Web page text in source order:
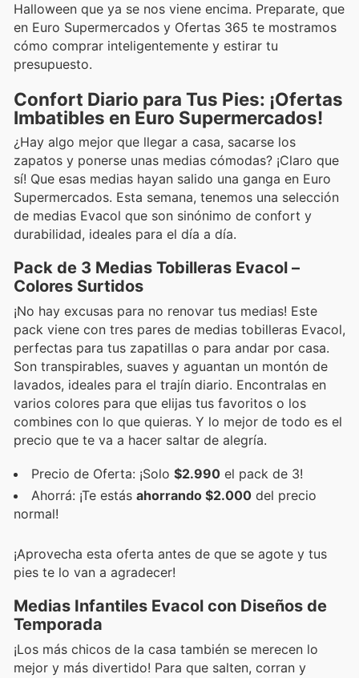
Halloween que ya se nos viene encima. Preparate, que
en Euro Supermercados y Ofertas 365 te mostramos
cómo comprar inteligentemente y estirar tu
presupuesto.
Confort Diario para Tus Pies: ¡Ofertas
Imbatibles en Euro Supermercados!
¿Hay algo mejor que llegar a casa, sacarse los
zapatos y ponerse unas medias cómodas? ¡Claro que
sí! Que esas medias hayan salido una ganga en Euro
Supermercados. Esta semana, tenemos una selección
de medias Evacol que son sinónimo de confort y
durabilidad, ideales para el día a día.
Pack de 3 Medias Tobilleras Evacol –
Colores Surtidos
¡No hay excusas para no renovar tus medias! Este
pack viene con tres pares de medias tobilleras Evacol,
perfectas para tus zapatillas o para andar por casa.
Son transpirables, suaves y aguantan un montón de
lavados, ideales para el trajín diario. Encontralas en
varios colores para que elijas tus favoritos o los
combines con lo que quieras. Y lo mejor de todo es el
precio que te va a hacer saltar de alegría.
Precio de Oferta: ¡Solo $2.990 el pack de 3!
Ahorrá: ¡Te estás ahorrando $2.000 del precio
normal!
¡Aprovecha esta oferta antes de que se agote y tus
pies te lo van a agradecer!
Medias Infantiles Evacol con Diseños de
Temporada
¡Los más chicos de la casa también se merecen lo
mejor y más divertido! Para que salten, corran y